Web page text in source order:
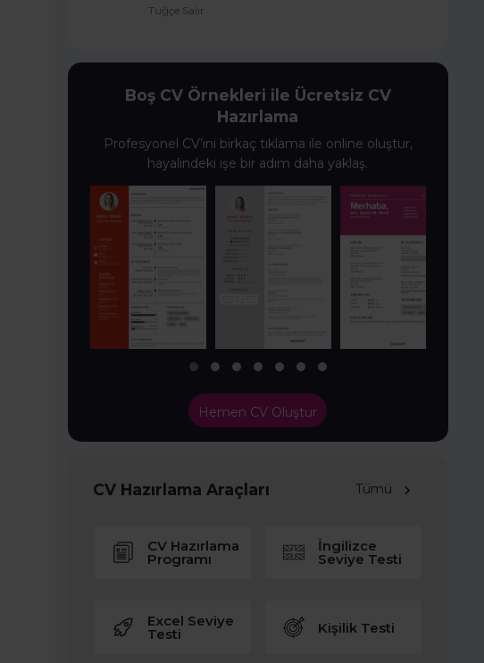
Tuğçe Salır
Boş CV Örnekleri ile Ücretsiz CV
Hazırlama
Profesyonel CV’ini birkaç tıklama ile online oluştur,
hayalindeki işe bir adım daha yaklaş.
Hemen CV Oluştur
CV Hazırlama Araçları Tümü
CV Hazırlama
Programı
İngilizce
Seviye Testi
Excel Seviye
Testi Kişilik Testi